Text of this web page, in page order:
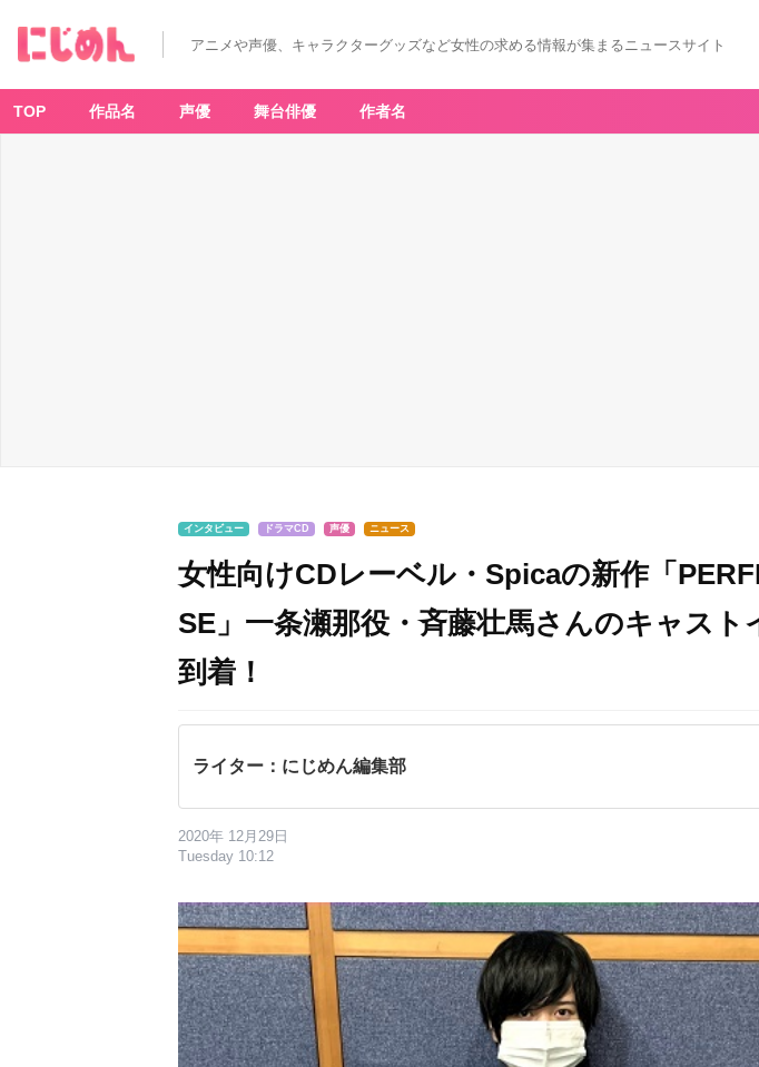
アニメや声優、キャラクターグッズなど女性の求める情報が集まるニュースサイト
TOP 作品名 声優 舞台俳優 作者名
インタビュー ドラマCD 声優 ニュース
女性向けCDレーベル・Spicaの新作「
SE」一条瀬那役・斉藤壮馬さんのキャスト
到着！
ライター：にじめん編集部
2020年 12月29日
Tuesday 10:12